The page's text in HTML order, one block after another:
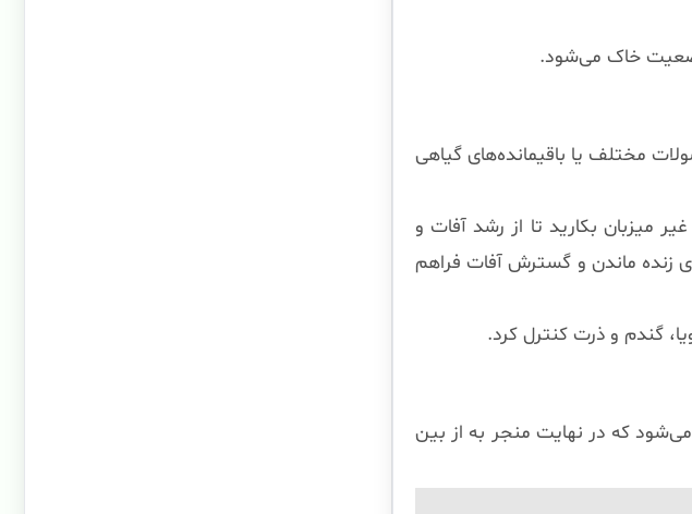
خاک می‌شود.
مختلف یا باقیمانده‌های گیاهی
میزبان بکارید تا از رشد آفات و
زنده ماندن و گسترش آفات فراهم
گندم و ذرت کنترل کرد.
که در نهایت منجر به از بین